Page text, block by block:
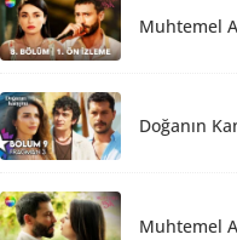
Muhtemel
Doğanın
Muhtemel